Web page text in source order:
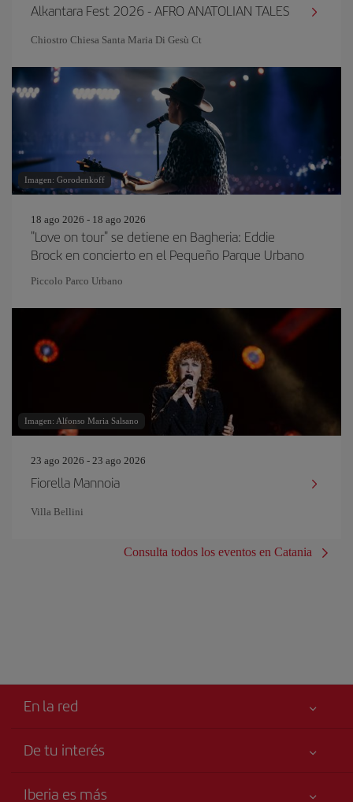
Alkantara Fest 2026 - AFRO ANATOLIAN TALES
Chiostro Chiesa Santa Maria Di Gesù Ct
Imagen: Gorodenkoff
18 ago 2026 - 18 ago 2026
"Love on tour" se detiene en Bagheria: Eddie
Brock en concierto en el Pequeño Parque Urbano
Piccolo Parco Urbano
Imagen: Alfonso Maria Salsano
23 ago 2026 - 23 ago 2026
Fiorella Mannoia
Villa Bellini
Consulta todos los eventos en Catania
En la red
De tu interés
Iberia es más